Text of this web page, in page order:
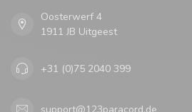
Oosterwerf 4
1911 JB Uitgeest
+31 (0)75 2040 399